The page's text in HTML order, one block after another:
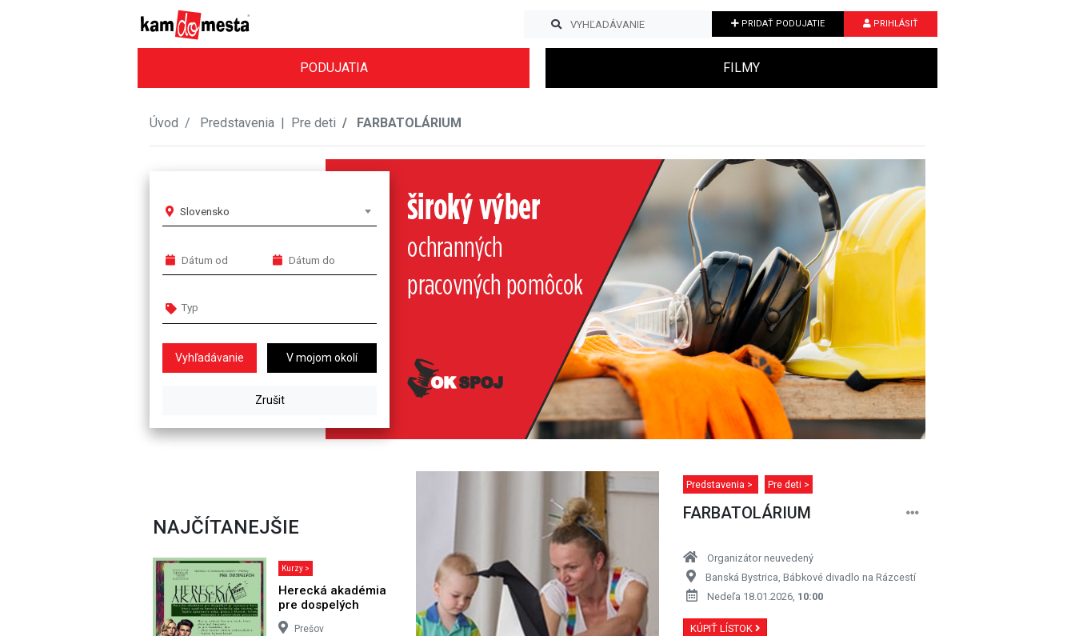
PRIDAŤ PODUJATIE PRIHLÁSIŤ
PODUJATIA FILMY
Úvod Predstavenia | Pre deti FARBATOLÁRIUM
Slovensko
V mojom okolí
Next
NAJČÍTANEJŠIE
Kurzy >
Herecká akadémia
pre dospelých
Prešov
Predstavenia > Pre deti >
FARBATOLÁRIUM
Organizátor neuvedený
Banská Bystrica, Bábkové divadlo na Rázcestí
Nedeľa 18.01.2026, 10:00
KÚPIŤ LÍSTOK